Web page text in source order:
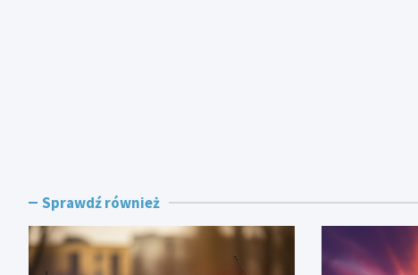
Sprawdź również